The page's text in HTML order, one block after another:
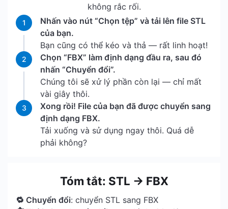
không rắc rối.
1
Nhấn vào nút “Chọn tệp” và tải lên file STL
của bạn.
Bạn cũng có thể kéo và thả — rất linh hoạt!
2
Chọn “FBX” làm định dạng đầu ra, sau đó
nhấn “Chuyển đổi”.
Chúng tôi sẽ xử lý phần còn lại — chỉ mất
vài giây thôi.
3
Xong rồi! File của bạn đã được chuyển sang
định dạng FBX.
Tải xuống và sử dụng ngay thôi. Quá dễ
phải không?
Tóm tắt: STL → FBX
🔁 Chuyển đổi: chuyển STL sang FBX